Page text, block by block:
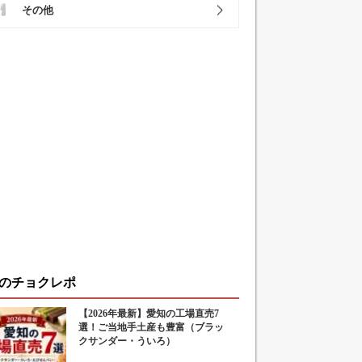
その他
チョクレポ
【2026年最新】愛知の工場直売7
選！ご当地手土産も豊富（ブラッ
クサンダー・ういろ）